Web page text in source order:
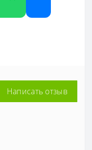
Написать отзыв